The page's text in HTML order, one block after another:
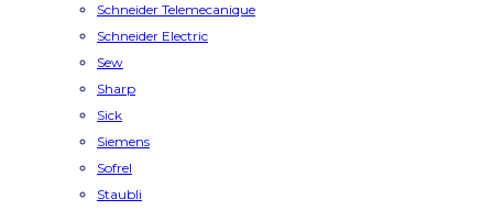
Schneider Telemecanique
Schneider Electric
Sew
Sharp
Sick
Siemens
Sofrel
Staubli